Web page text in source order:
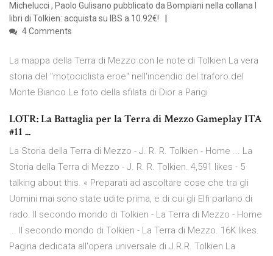
Michelucci , Paolo Gulisano pubblicato da Bompiani nella collana I
libri di Tolkien: acquista su IBS a 10.92€!
4 Comments
La mappa della Terra di Mezzo con le note di Tolkien La vera
storia del "motociclista eroe" nell'incendio del traforo del
Monte Bianco Le foto della sfilata di Dior a Parigi
LOTR: La Battaglia per la Terra di Mezzo Gameplay ITA
#11 ...
La Storia della Terra di Mezzo - J. R. R. Tolkien - Home ... La
Storia della Terra di Mezzo - J. R. R. Tolkien. 4,591 likes · 5
talking about this. « Preparati ad ascoltare cose che tra gli
Uomini mai sono state udite prima, e di cui gli Elfi parlano di
rado. Il secondo mondo di Tolkien - La Terra di Mezzo - Home
... Il secondo mondo di Tolkien - La Terra di Mezzo. 16K likes.
Pagina dedicata all'opera universale di J.R.R. Tolkien La